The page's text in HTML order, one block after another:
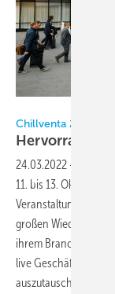
Chillventa 2022
Hervorragende
24.03.2022 -
11. bis 13. Oktober
Veranstaltung seit
großen Wiedersehen
ihrem
live
auszutauschen